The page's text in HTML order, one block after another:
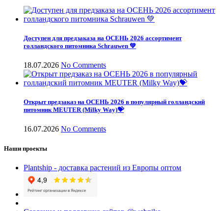
Доступен для предзаказа на ОСЕНЬ 2026 ассортимент
голландского питомника Schrauwen 💚
18.07.2026 No Comments
Открыт предзаказ на ОСЕНЬ 2026 в популярный голландский
питомник MEUTER (Milky Way)💝
16.07.2026 No Comments
Наши проекты
Plantship - доставка растений из Европы оптом